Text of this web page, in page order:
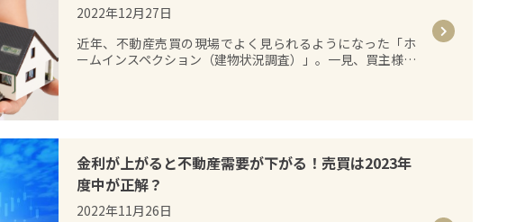
2022年12月27日
近年、不動産売買の現場でよく見られるようになった「ホ
ームインスペクション（建物状況調査）」。一見、買主様…
金利が上がると不動産需要が下がる！売買は2023年
度中が正解？
2022年11月26日